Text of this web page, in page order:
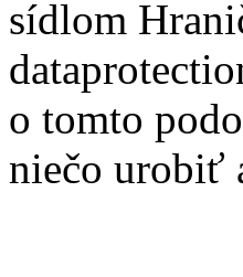
sídlom
o tomto
niečo urobiť